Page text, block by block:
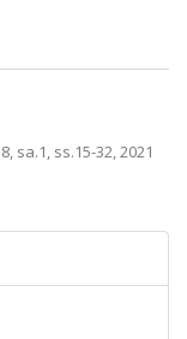
sa.1, ss.15-32, 2021